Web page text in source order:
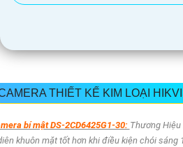
THIẾT KẾ KIM LOẠI
bí mật DS-2CD6425G1-30: Thương Hiệu
khuôn mặt tốt hơn khi điều kiện chói sáng